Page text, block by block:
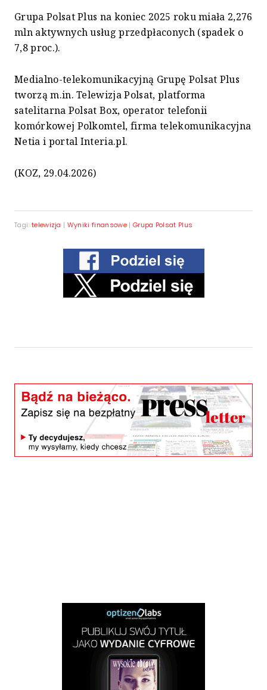
Grupa Polsat Plus na koniec 2025 roku miała 2,276
mln aktywnych usług przedpłaconych (spadek o
7,8 proc.).
Medialno-telekomunikacyjną Grupę Polsat Plus
tworzą m.in. Telewizja Polsat, platforma
satelitarna Polsat Box, operator telefonii
komórkowej Polkomtel, firma telekomunikacyjna
Netia i portal Interia.pl.
(KOZ, 29.04.2026)
Tagi: telewizja | Wyniki finansowe| Grupa Polsat Plus